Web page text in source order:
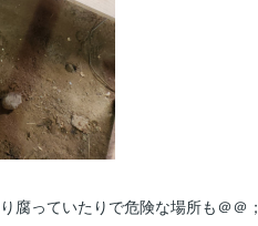
腐っていたりで危険な場所も＠＠；